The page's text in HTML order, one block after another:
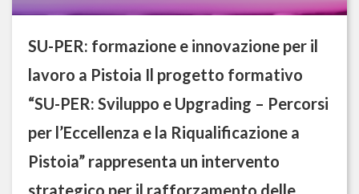
SU-PER: formazione e innovazione per il
lavoro a Pistoia Il progetto formativo
“SU-PER: Sviluppo e Upgrading – Percorsi
per l’Eccellenza e la Riqualificazione a
Pistoia” rappresenta un intervento
strategico per il rafforzamento delle